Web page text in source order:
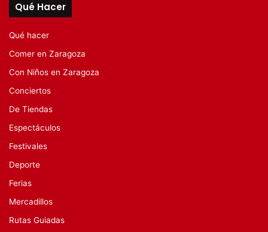
Qué Hacer
Qué hacer
Comer en Zaragoza
Con Niños en Zaragoza
Conciertos
De Tiendas
Espectáculos
Festivales
Deporte
Ferias
Mercadillos
Rutas Guiadas